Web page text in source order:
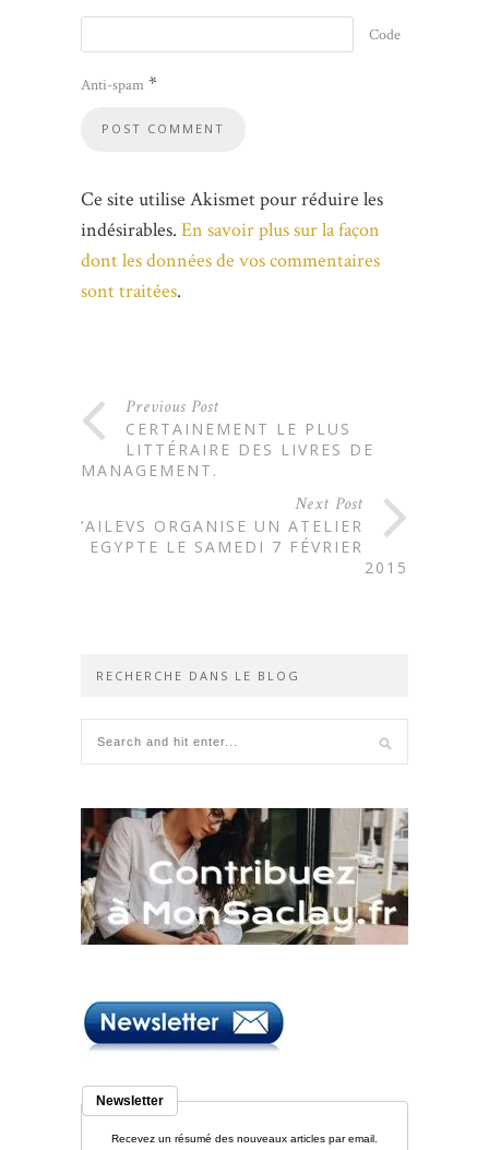
Code
Anti-spam *
Ce site utilise Akismet pour réduire les
indésirables. En savoir plus sur la façon
dont les données de vos commentaires
sont traitées.
Previous Post
CERTAINEMENT LE PLUS
LITTÉRAIRE DES LIVRES DE
MANAGEMENT.
Next Post
L’AILEVS ORGANISE UN ATELIER
EGYPTE LE SAMEDI 7 FÉVRIER
2015
RECHERCHE DANS LE BLOG
Newsletter
Recevez un résumé des nouveaux articles par email.